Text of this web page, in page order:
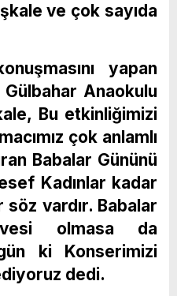
ve çok sayıda
yapan
Anaokulu
Bu etkinliğimizi
çok anlamlı
Babalar Gününü
Kadınlar kadar
söz vardır. Babalar
olmasa da
ki Konserimizi
dedi.